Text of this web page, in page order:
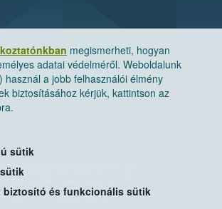
megismerheti, hogyan
adatai védelméről. Weboldalunk
használ a jobb felhasználói élmény
biztosításához kérjük, kattintson az
sütik
biztosító és funkcionális sütik
Élelmiszerlánc-biztonsági Hivatal
cím: 1525 Budapest. Pf. 30.